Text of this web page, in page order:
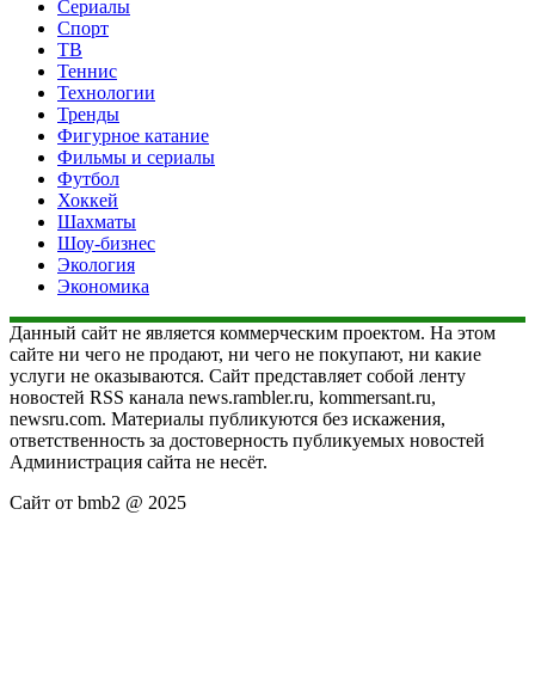
Сериалы
Спорт
ТВ
Теннис
Технологии
Тренды
Фигурное катание
Фильмы и сериалы
Футбол
Хоккей
Шахматы
Шоу-бизнес
Экология
Экономика
Данный сайт не является коммерческим проектом. На этом
сайте ни чего не продают, ни чего не покупают, ни какие
услуги не оказываются. Сайт представляет собой ленту
новостей RSS канала news.rambler.ru, kommersant.ru,
newsru.com. Материалы публикуются без искажения,
ответственность за достоверность публикуемых новостей
Администрация сайта не несёт.
Сайт от bmb2 @ 2025